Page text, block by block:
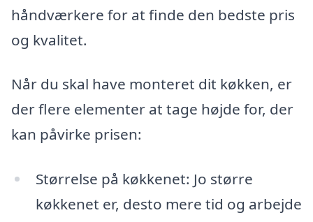
håndværkere for at finde den bedste pris
og kvalitet.
Når du skal have monteret dit køkken, er
der flere elementer at tage højde for, der
kan påvirke prisen:
Størrelse på køkkenet: Jo større
køkkenet er, desto mere tid og arbejde